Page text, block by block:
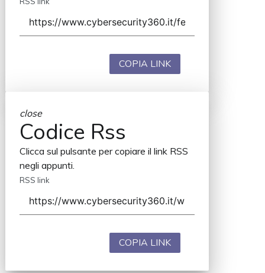
COPIA LINK
close
Codice Rss
Clicca sul pulsante per copiare il link RSS
negli appunti.
RSS link
COPIA LINK